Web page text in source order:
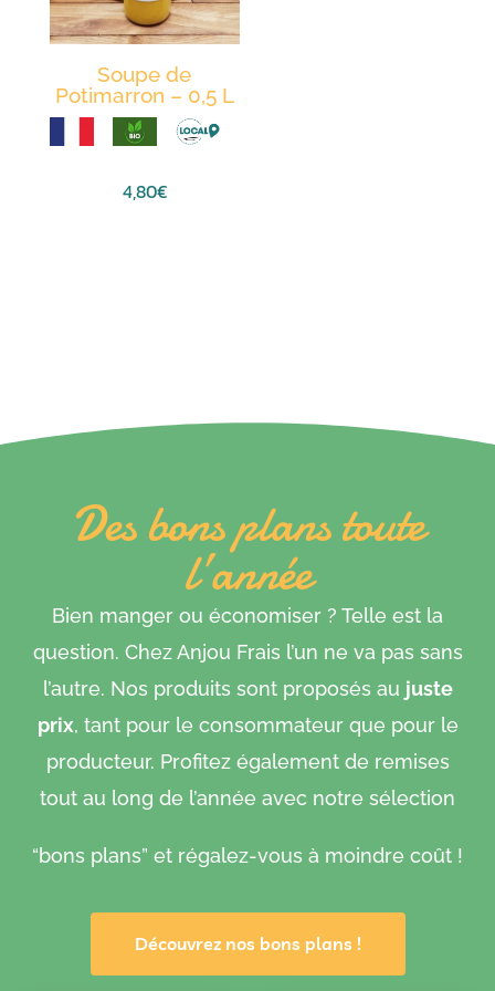
Soupe de
Potimarron – 0,5 L
4,80€
Des bons plans toute
l’année
Bien manger ou économiser ? Telle est la
question. Chez Anjou Frais l’un ne va pas sans
l’autre. Nos produits sont proposés au juste
prix, tant pour le consommateur que pour le
producteur. Profitez également de remises
tout au long de l’année avec notre sélection
“bons plans” et régalez-vous à moindre coût !
Découvrez nos bons plans !